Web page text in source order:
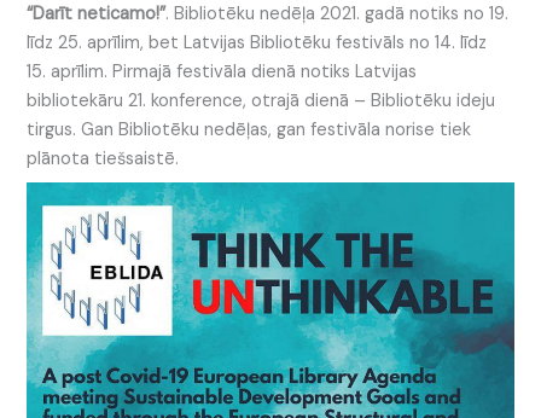
“Darīt neticamo!”. Bibliotēku nedēļa 2021. gadā notiks no 19.
līdz 25. aprīlim, bet Latvijas Bibliotēku festivāls no 14. līdz
15. aprīlim. Pirmajā festivāla dienā notiks Latvijas
bibliotekāru 21. konference, otrajā dienā – Bibliotēku ideju
tirgus. Gan Bibliotēku nedēļas, gan festivāla norise tiek
plānota tiešsaistē.